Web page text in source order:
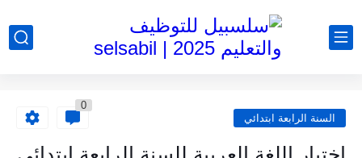
السنة الرابعة ابتدائي
0